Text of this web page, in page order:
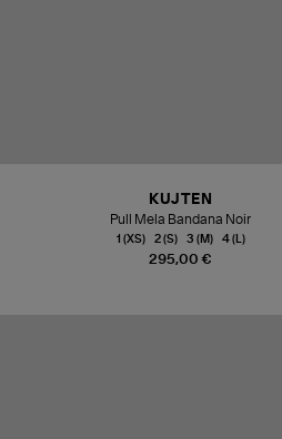
295,00 €
KUJTEN
Pull Mela Bandana Noir
1 (XS) 2 (S) 3 (M) 4 (L)